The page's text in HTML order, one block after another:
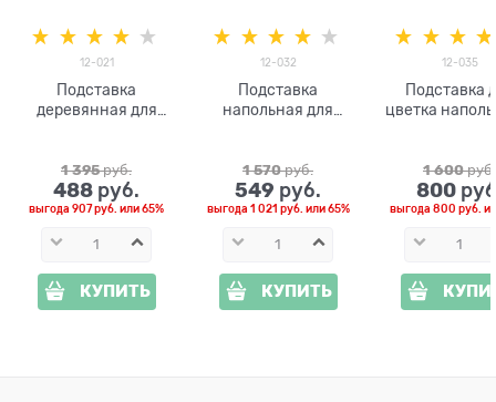
12-021
Подставка
деревянная для
1 395 руб.
488 руб.
выгода 907 руб. или65%
КУПИТЬ
12-032
Подставка
напольная для
1 570 руб.
549 руб.
выгода 1 021 руб. или65%
КУПИТЬ
12-035
Подставка
цветка
1 600 руб.
800
выгода 800 руб.